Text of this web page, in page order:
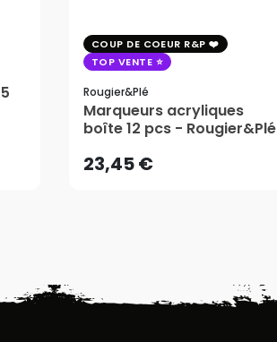
COUP DE COEUR R&P
TOP VENTE
Rougier&plé
Marqueurs acryliques
boîte 12 pcs - Rougier&Plé
23,45 €
23,45 €
AJOUTER AU PANIER